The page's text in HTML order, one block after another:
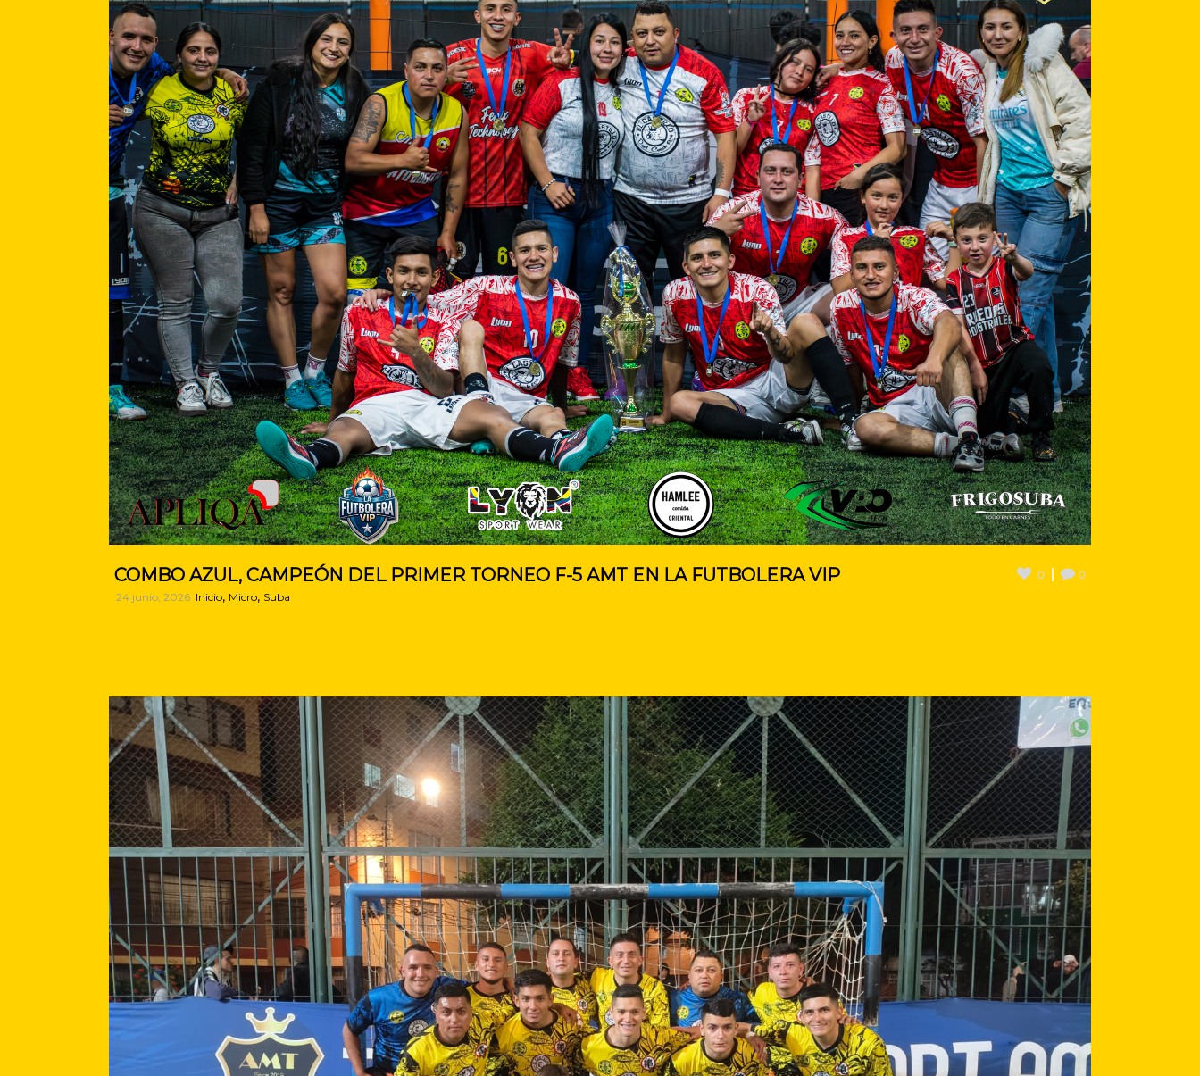
COMBO AZUL, CAMPEÓN DEL PRIMER TORNEO F-5 AMT EN LA FUTBOLERA VIP 0
0
24 junio, 2026 Inicio, Micro, Suba